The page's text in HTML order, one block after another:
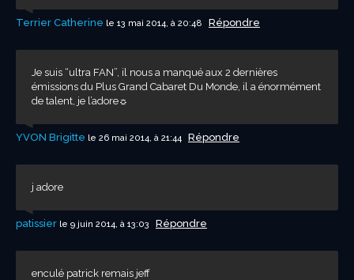
Terrier Catherine le 13 mai 2014, à 20:48 Répondre
Je suis “ultra FAN”, il nous a manqué aux 2 dernières
émissions du Plus Grand Cabaret Du Monde, il a énormément
de talent, je l’adore☼
YVON Brigitte le 26 mai 2014, à 21:44 Répondre
j adore
patissier le 9 juin 2014, à 13:03 Répondre
enculé patrick remais jeff